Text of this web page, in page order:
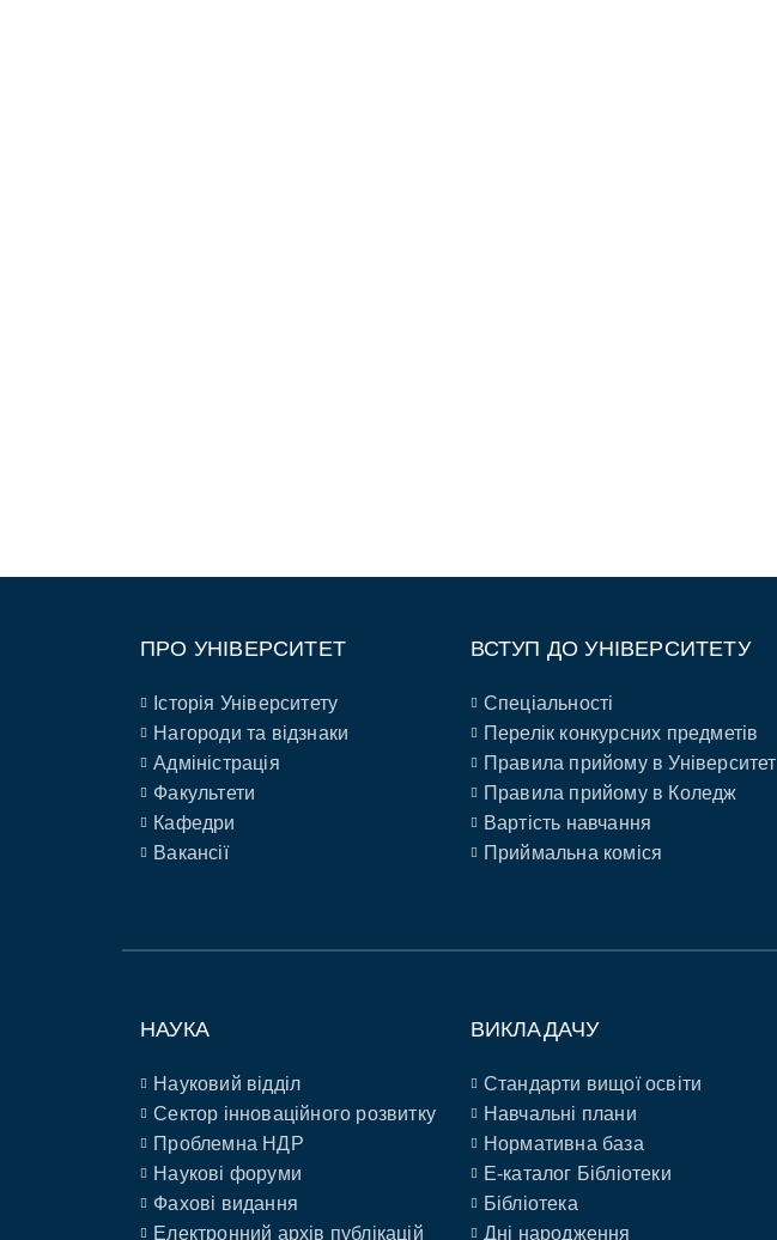
ПРО УНІВЕРСИТЕТ
Історія Університету
Нагороди та відзнаки
Адміністрація
Факультети
Кафедри
Вакансії
ВСТУП ДО УНІВЕРСИТЕТУ
Спеціальності
Перелік конкурсних предметів
Правила прийому в Університет
Правила прийому в Коледж
Вартість навчання
Приймальна коміся
НАУКА
Науковий відділ
Сектор інноваційного розвитку
Проблемна НДР
Наукові форуми
Фахові видання
Електронний архів публікацій
ВИКЛАДАЧУ
Стандарти вищої освіти
Навчальні плани
Нормативна база
E-каталог Бібліотеки
Бібліотека
Дні народження